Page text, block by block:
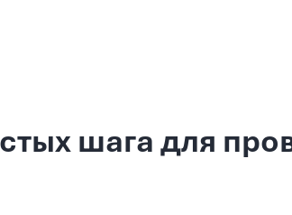
шага для